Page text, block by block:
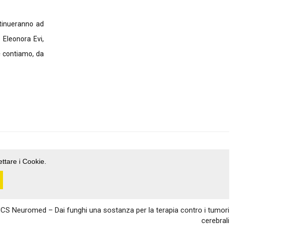
ad
Evi,
da
i Cookie.
Neuromed – Dai funghi una sostanza per la terapia contro i tumori
cerebrali